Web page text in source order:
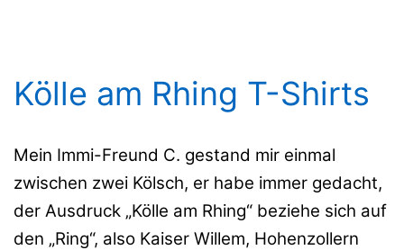
Kölle am Rhing T-Shirts
Mein Immi-Freund C. gestand mir einmal
zwischen zwei Kölsch, er habe immer gedacht,
der Ausdruck „Kölle am Rhing“ beziehe sich auf
den „Ring“, also Kaiser Willem, Hohenzollern